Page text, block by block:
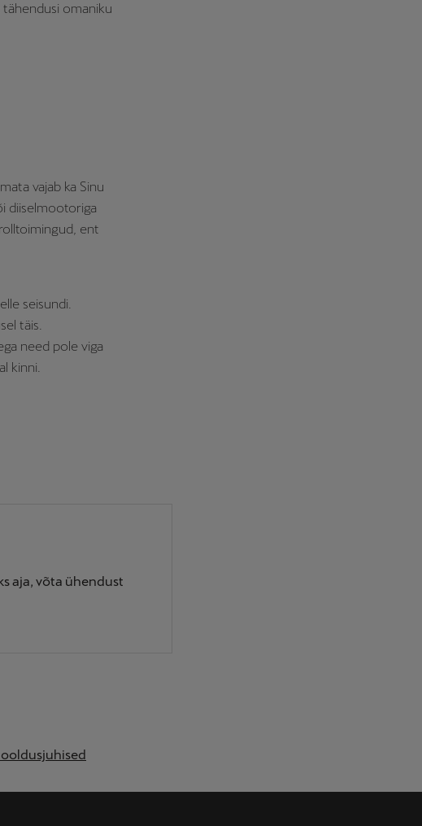
omaniku
vajab ka Sinu
diiselmootoriga
ent
seisundi.
täis.
need pole viga
kinni.
aja, võta ühendust